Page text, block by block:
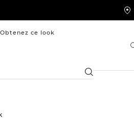
Obtenez ce look
Chercher